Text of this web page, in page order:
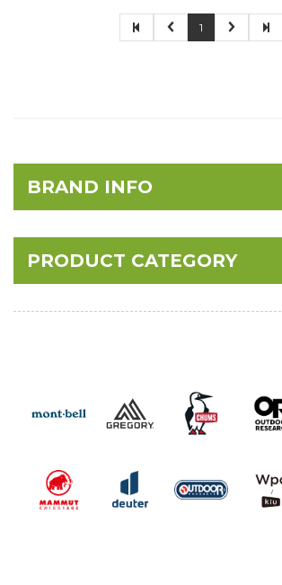
1
BRAND INFO
PRODUCT CATEGORY